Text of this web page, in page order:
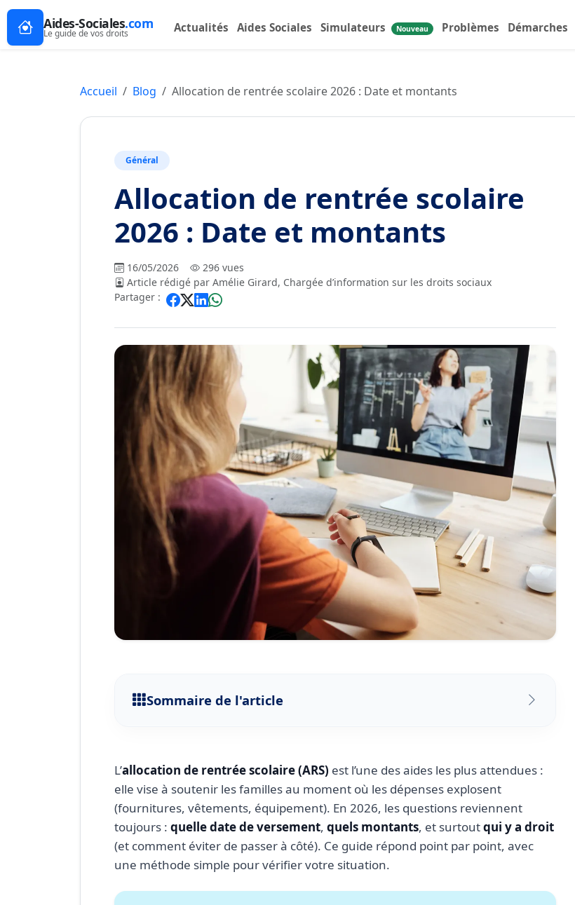
Aides-Sociales.com
Le guide de vos droits Actualités Aides Sociales Simulateurs Nouveau Problèmes Démarches
Accueil Blog Allocation de rentrée scolaire 2026 : Date et montants
Général
Allocation de rentrée scolaire
2026 : Date et montants
16/05/2026
296 vues
Article rédigé par Amélie Girard, Chargée d’information sur les droits sociaux
Partager :
Sommaire de l'article
2. Date de versement ARS 2026 : quand arrive l’aide ?
3. Montants ARS 2026 : comment ils sont déterminés
Tableau mémo (à compléter selon barème officiel sur le site)
4. Conditions ARS 2026 : qui peut en bénéficier ?
L’allocation de rentrée scolaire (ARS) est l’une des aides les plus attendues :
elle vise à soutenir les familles au moment où les dépenses explosent
(fournitures, vêtements, équipement). En 2026, les questions reviennent
toujours : quelle date de versement, quels montants, et surtoutqui y a droit
(et comment éviter de passer à côté). Ce guide répond point par point, avec
une méthode simple pour vérifier votre situation.